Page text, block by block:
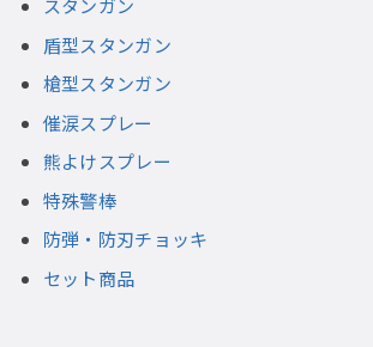
スタンガン
盾型スタンガン
槍型スタンガン
催涙スプレー
熊よけスプレー
特殊警棒
防弾・防刃チョッキ
セット商品